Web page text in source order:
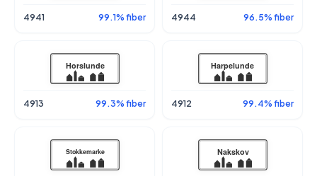
4941 99.1% fiber 4944 96.5% fiber
4913 99.3% fiber 4912 99.4% fiber